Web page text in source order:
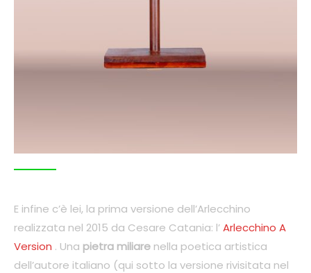
E infine c’è lei, la prima versione dell’Arlecchino
realizzata nel 2015 da Cesare Catania: l’Arlecchino A
Version . Una pietra miliare nella poetica artistica
dell’autore italiano (qui sotto la versione rivisitata nel